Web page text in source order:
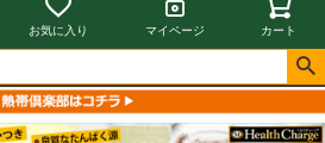
お気に入り マイページ カート